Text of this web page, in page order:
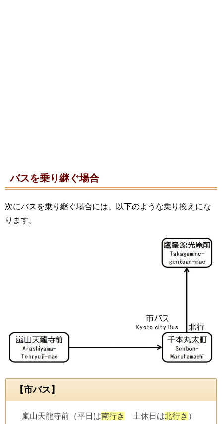
バスを乗り継ぐ場合
次にバスを乗り継ぐ場合には、以下のような乗り換えにな
ります。
【市バス】
嵐山天龍寺前（平日は南行き 土休日は北行き ）